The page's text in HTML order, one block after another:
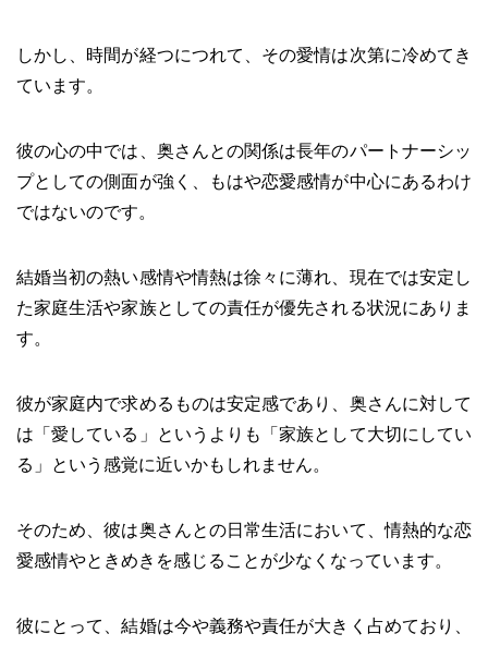
しかし、時間が経つにつれて、その愛情は次第に冷めてき
ています。
彼の心の中では、奥さんとの関係は長年のパートナーシッ
プとしての側面が強く、もはや恋愛感情が中心にあるわけ
ではないのです。
結婚当初の熱い感情や情熱は徐々に薄れ、現在では安定し
た家庭生活や家族としての責任が優先される状況にありま
す。
彼が家庭内で求めるものは安定感であり、奥さんに対して
は「愛している」というよりも「家族として大切にしてい
る」という感覚に近いかもしれません。
そのため、彼は奥さんとの日常生活において、情熱的な恋
愛感情やときめきを感じることが少なくなっています。
彼にとって、結婚は今や義務や責任が大きく占めており、